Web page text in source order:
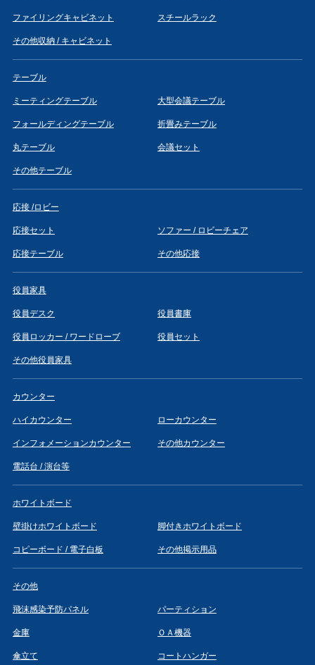
ファイリングキャビネット スチールラック
その他収納 / キャビネット
テーブル
ミーティングテーブル 大型会議テーブル
フォールディングテーブル 折畳みテーブル
丸テーブル 会議セット
その他テーブル
応接 /ロビー
応接セット ソファー / ロビーチェア
応接テーブル その他応接
役員家具
役員デスク 役員書庫
役員ロッカー / ワードローブ 役員セット
その他役員家具
カウンター
ハイカウンター ローカウンター
インフォメーションカウンター その他カウンター
電話台 / 演台等
ホワイトボード
壁掛けホワイトボード 脚付きホワイトボード
コピーボード / 電子白板 その他掲示用品
その他
飛沫感染予防パネル パーティション
金庫 ＯＡ機器
傘立て コートハンガー